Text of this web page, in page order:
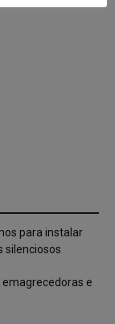
para instalar
silenciosos
e